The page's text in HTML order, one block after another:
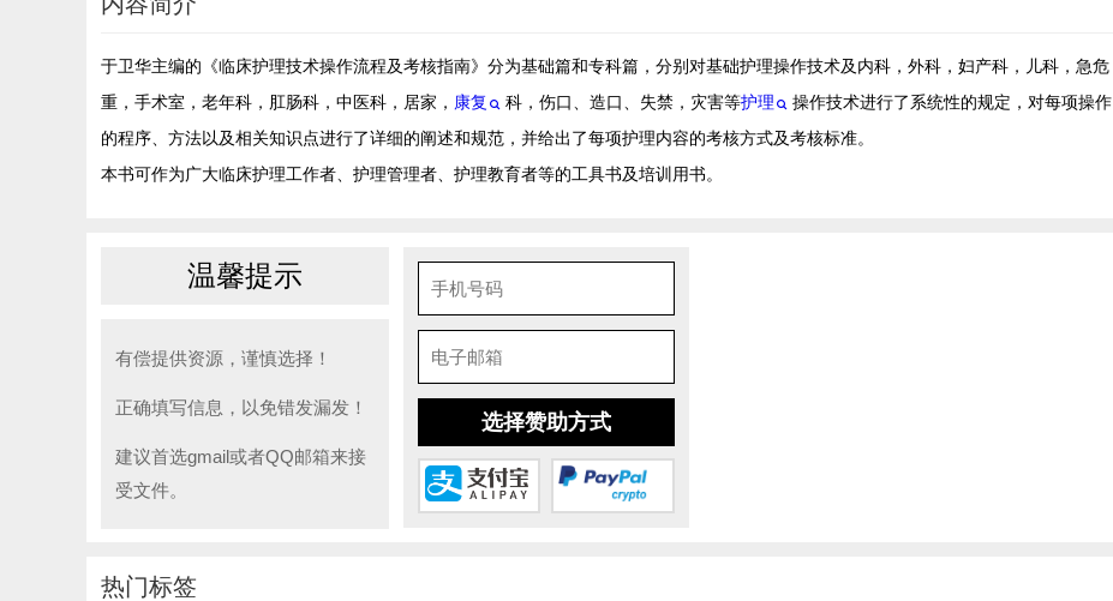
于卫华主编的《临床护理技术操作流程及考核指南》分为基础篇和专科篇，分别对基础护理操作技术及内科，外科，妇产科，儿科，急危
重，手术室，老年科，肛肠科，中医科，居家， 康复 科，伤口、造口、失禁，灾害等护理
操作技术进行了系统性的规定，对每项操作
的程序、方法以及相关知识点进行了详细的阐述和规范，并给出了每项护理内容的考核方式及考核标准。
本书可作为广大临床护理工作者、护理管理者、护理教育者等的工具书及培训用书。
温馨提示
有偿提供资源，谨慎选择！
正确填写信息，以免错发漏发！
建议首选gmail或者QQ邮箱来接
受文件。
选择赞助方式
热门标签